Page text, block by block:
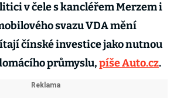
v čele s kancléřem Merzem i
svazu VDA mění
čínské investice jako nutnou
průmyslu,píše Auto.cz.